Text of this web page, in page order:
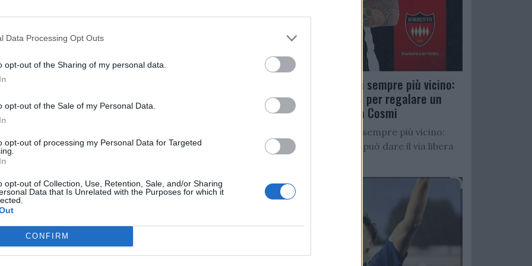
Data Processing Opt Outs
opt-out of the Sharing of my personal data.
opt-out of the Sale of my Personal Data.
opt-out of processing my Personal Data for Targeted
opt-out of Collection, Use, Retention, Sale, and/or Sharing
Data that Is Unrelated with the Purposes for which it
CONFIRM
per il resto avanza e torna indietro
di più
ha perso lo smalto dell'inizio,
di inizio stagione che tanto ci aveva
nervoso
oggettivamente andrebbe unita alla
solita partita di sacrificio
va a prendersi il pallone anche
reggere 90'
Salernitana, D’Ursi sempre più vicino:
Faggiano accelera per regalare un
altro attaccante a Cosmi
Salernitana, D’Ursi sempre più vicino:
Starita al Sorrento può dare il via libera